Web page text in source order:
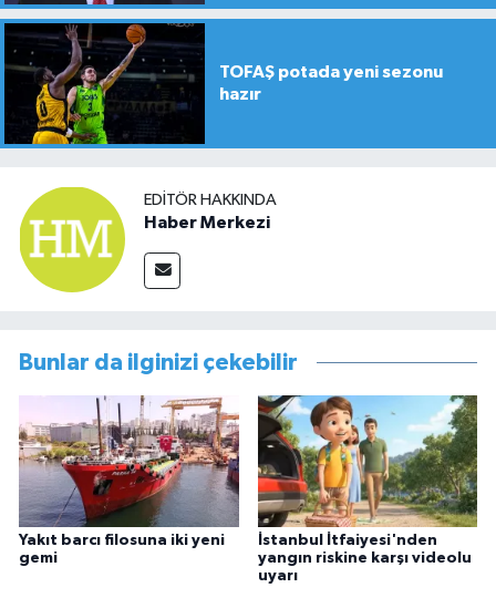
TOFAŞ potada yeni sezonu
hazır
EDITÖR HAKKINDA
Haber Merkezi
Bunlar da ilginizi çekebilir
Yakıt barcı filosuna iki yeni
gemi
İstanbul İtfaiyesi'nden
yangın riskine karşı videolu
uyarı